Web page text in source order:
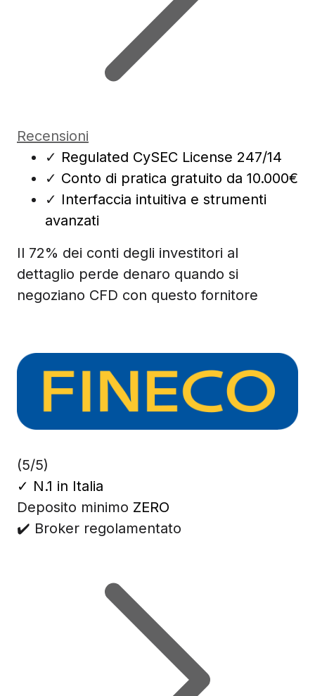
Recensioni
✓ Regulated CySEC License 247/14
✓ Conto di pratica gratuito da 10.000€
✓ Interfaccia intuitiva e strumenti
avanzati
Il 72% dei conti degli investitori al
dettaglio perde denaro quando si
negoziano CFD con questo fornitore
(5/5)
✓ N.1 in Italia
Deposito minimo ZERO
✔️ Broker regolamentato